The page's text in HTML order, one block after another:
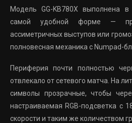
МодельGG-KB780X выполнена в
самой удобной форме —
ассиметричных выступов или
полновесная механика с Numpad-
Периферия почти полностью
отвлекало от сетевого матча. На
символы прозрачные, чтобы
настраиваемая RGB-подсветка с
скорости и таким же количеством